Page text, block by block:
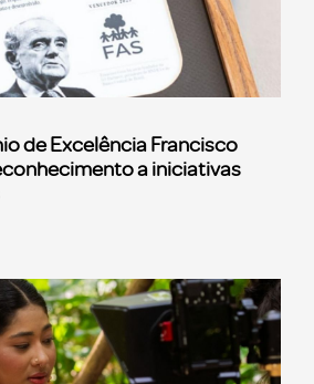
de Excelência Francisco
a iniciativas